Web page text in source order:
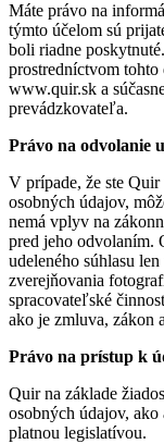
Máte právo na
týmto účelom sú
boli riadne
prostredníctvom
www.quir.sk a
prevádzkovateľa.
Právo na odvolanie
V prípade, že ste
osobných údajov,
nemá vplyv na
pred jeho odvolaním.
udeleného súhlasu
zverejňovania
spracovateľské
ako je zmluva, zákon
Právo na prístup k
Quir na základe
osobných údajov,
platnou legislatívou.